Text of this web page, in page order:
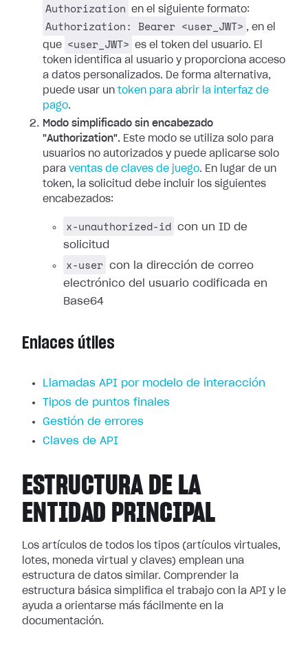
Authorization en el siguiente formato:
Authorization: Bearer <user_JWT> , en el
que
<user_JWT>
es el token del usuario. El
token identifica al usuario y proporciona acceso
a datos personalizados. De forma alternativa,
puede usar un token para abrir la interfaz de
pago.
Modo simplificado sin encabezado
"Authorization". Este modo se utiliza solo para
usuarios no autorizados y puede aplicarse solo
para ventas de claves de juego. En lugar de un
token, la solicitud debe incluir los siguientes
encabezados:
x-unauthorized-id con un ID de
solicitud
x-user con la dirección de correo
electrónico del usuario codificada en
Base64
Enlaces útiles
Llamadas API por modelo de interacción
Tipos de puntos finales
Gestión de errores
Claves de API
ESTRUCTURA DE LA
ENTIDAD PRINCIPAL
Los artículos de todos los tipos (artículos virtuales,
lotes, moneda virtual y claves) emplean una
estructura de datos similar. Comprender la
estructura básica simplifica el trabajo con la API y le
ayuda a orientarse más fácilmente en la
documentación.